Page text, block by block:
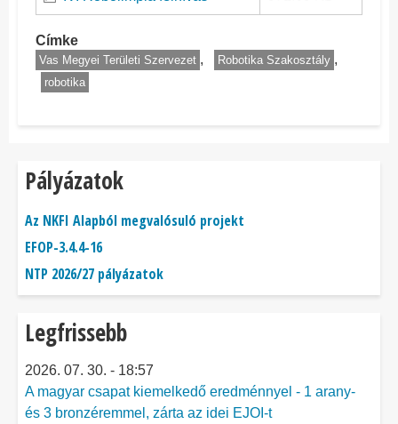
Címke
Vas Megyei Területi Szervezet
Robotika Szakosztály
robotika
Pályázatok
Az NKFI Alapból megvalósuló projekt
EFOP-3.4.4-16
NTP 2026/27 pályázatok
Legfrissebb
2026. 07. 30. - 18:57
A magyar csapat kiemelkedő eredménnyel - 1 arany-
és 3 bronzéremmel, zárta az idei EJOI-t